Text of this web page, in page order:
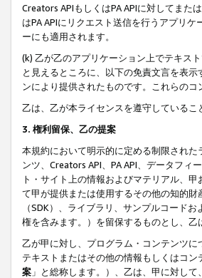
Creators APIもしくはPA APIに対してまた
はPA APIにリクエスト送信を行うアプリ
ーにも適用されます。
(k) 乙が乙のアプリケーション上でテキス
と見えるところに、以下の免責文言を表
ンにより提供されたものです。これらの
乙は、乙が本ライセンスを遵守している
3. 権利留保、乙の提案
本規約において明示的に定める制限され
ンツ、Creators API、PA API、データフ
ト・サイト上の情報およびマテリアル、
て甲が提供または使用するその他の知的
（SDK）、ライブラリ、サンプルコード
権を含みます。）を留保するものとし、
乙が甲に対し、プログラム・コンテンツ
テキストまたはその他の情報もしくはコ
案 」と総称します。）、乙は、甲に対し